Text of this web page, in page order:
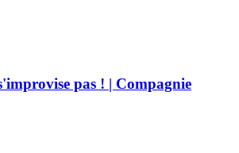
pas ! | Compagnie